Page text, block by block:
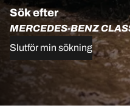
Sök efter
MERCEDES-BENZ
Slutför min sökning